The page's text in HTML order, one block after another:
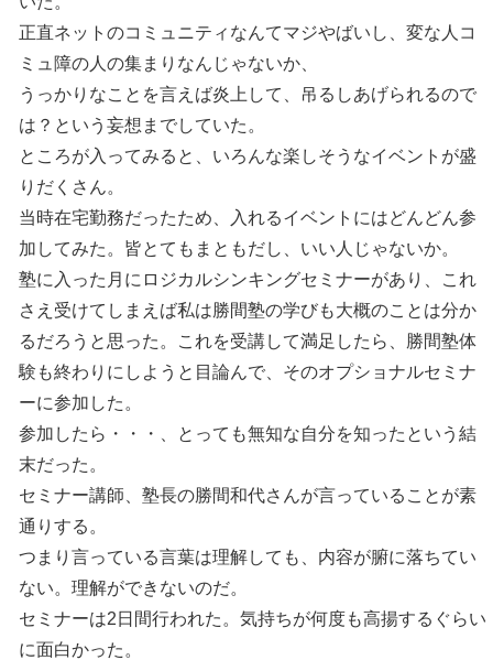
正直ネットのコミュニティなんてマジやばいし、変な人コ
ミュ障の人の集まりなんじゃないか、
うっかりなことを言えば炎上して、吊るしあげられるので
は？という妄想までしていた。
ところが入ってみると、いろんな楽しそうなイベントが盛
りだくさん。
当時在宅勤務だったため、入れるイベントにはどんどん参
加してみた。皆とてもまともだし、いい人じゃないか。
塾に入った月にロジカルシンキングセミナーがあり、これ
さえ受けてしまえば私は勝間塾の学びも大概のことは分か
るだろうと思った。これを受講して満足したら、勝間塾体
験も終わりにしようと目論んで、そのオプショナルセミナ
ーに参加した。
参加したら・・・、とっても無知な自分を知ったという結
末だった。
セミナー講師、塾長の勝間和代さんが言っていることが素
通りする。
つまり言っている言葉は理解しても、内容が腑に落ちてい
ない。理解ができないのだ。
セミナーは2日間行われた。気持ちが何度も高揚するぐらい
に面白かった。